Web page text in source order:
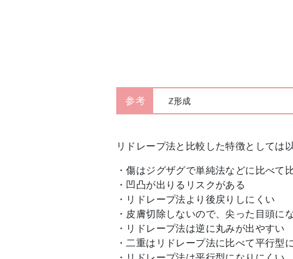
参考 ℤ形成
リドレープ法と比較した特徴としては
・傷はジグザグで単純法などに比べ
・凹凸が出りるリスクがある
・リドレープ法より後戻りしにくい
・皮膚切除しないので、尖った目頭に
・リドレープ法は逆に丸みが出やすい
・二重はリドレープ法に比べて平行型